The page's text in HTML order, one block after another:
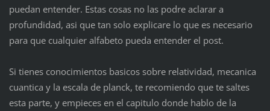
puedan entender. Estas cosas no las podre aclarar a
profundidad, asi que tan solo explicare lo que es necesario
para que cualquier alfabeto pueda entender el post.
Si tienes conocimientos basicos sobre relatividad, mecanica
cuantica y la escala de planck, te recomiendo que te saltes
esta parte, y empieces en el capitulo donde hablo de la